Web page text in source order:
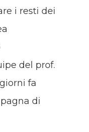
i resti dei
del prof.
fa
di